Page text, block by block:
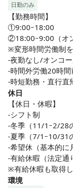
日勤のみ
【勤務時間】
①9:00ｰ18:00
②18:00ｰ9:00（オ
※変形時間労働制
-夜勤なし/オンコ
-時間外労働20時間
-時短勤務・直行直
休日
【休日・休暇】
-シフト制
-冬季（11/1ｰ2/28
-夏季（7/1ｰ10/31
-希望休（基本的に
-有給休暇（法定通
※有給休暇も取得
環境